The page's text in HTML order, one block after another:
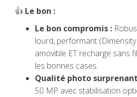
👍 Le bon :
Le bon compromis :
lourd, performant
amovible ET recharge sans
les bonnes cases.
Qualité photo
50 MP avec stabilisation